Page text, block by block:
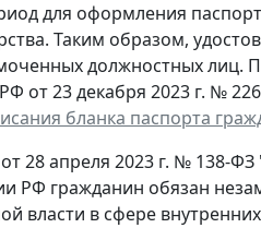
для оформления
Таким образом,
должностных лиц.
от 23 декабря 2023 г. №
бланка паспорта
28 апреля 2023 г. № 138-ФЗ
РФ гражданин обязан
власти в сфере